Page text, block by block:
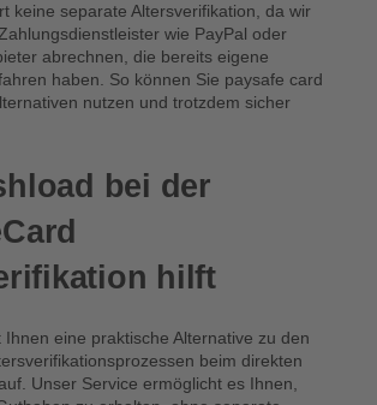
keine separate Altersverifikation, da wir
wie PayPal oder
abrechnen, die bereits eigene
haben. So können Sie paysafe card
nutzen und trotzdem sicher
bei der
hilft
Ihnen eine praktische Alternative zu den
beim direkten
Unser Service ermöglicht es Ihnen,